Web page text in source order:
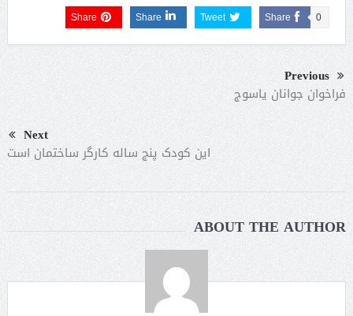
Share 0
Tweet
Share
Share
Previous
فراخوان جوانان یاسوج
Next
این کودک پنج ساله کارگر ساختمان است
ABOUT THE AUTHOR